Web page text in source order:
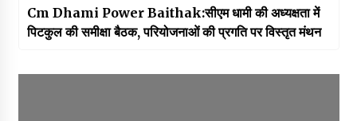
Cm Dhami Power Baithak:सीएम धामी की अध्यक्षता में
पिटकुल की समीक्षा बैठक, परियोजनाओं की प्रगति पर विस्तृत मंथन